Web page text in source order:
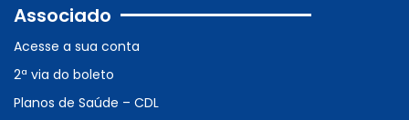
Associado
Acesse a sua conta
2ª via do boleto
Planos de Saúde – CDL